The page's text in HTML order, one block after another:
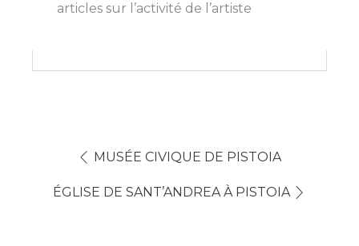
articles sur l’activité de l’artiste
MUSÉE CIVIQUE DE PISTOIA
ÉGLISE DE SANT’ANDREA À PISTOIA